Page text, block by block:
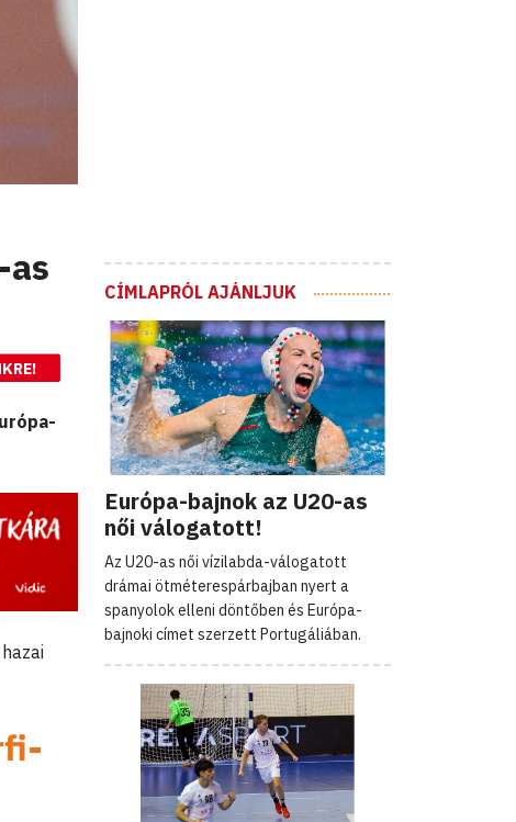
as
CÍMLAPRÓL AJÁNLJUK
Európa-bajnok az U20-as
női válogatott!
Az U20-as női vízilabda-válogatott
drámai ötméterespárbajban nyert a
spanyolok elleni döntőben és Európa-
bajnoki címet szerzett Portugáliában.